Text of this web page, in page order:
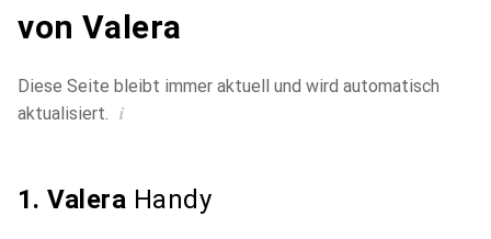
von Valera
Diese Seite bleibt immer aktuell und wird automatisch
aktualisiert. i
1. Valera Handy